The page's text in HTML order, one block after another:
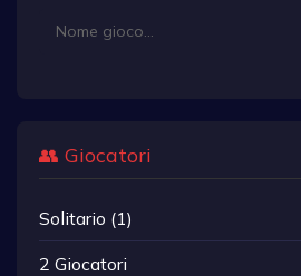
👥 Giocatori
Solitario (1)
2 Giocatori